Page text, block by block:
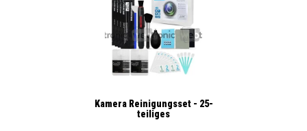
Kamera Reinigungsset - 25-
teiliges